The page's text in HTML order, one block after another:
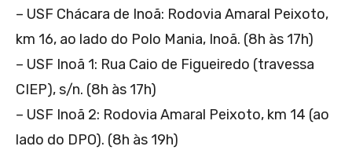
– USF Chácara de Inoã: Rodovia Amaral Peixoto,
km 16, ao lado do Polo Mania, Inoã. (8h às 17h)
– USF Inoã 1: Rua Caio de Figueiredo (travessa
CIEP), s/n. (8h às 17h)
– USF Inoã 2: Rodovia Amaral Peixoto, km 14 (ao
lado do DPO). (8h às 19h)